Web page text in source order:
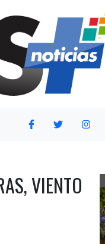
VIENTO